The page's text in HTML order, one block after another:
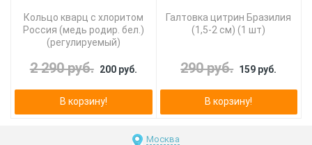
Кольцо кварц с хлоритом
Россия (медь родир. бел.)
(регулируемый)
2 290 руб. 200 руб.
В корзину!
Галтовка цитрин Бразилия
(1,5-2 см) (1 шт)
290 руб. 159 руб.
В корзину!
Москва